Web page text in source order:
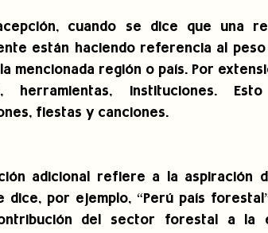
cuando se dice que una
están haciendo referencia al
mencionada región o país. Por
herramientas, instituciones.
fiestas y canciones.
adicional refiere a la aspiración
dice, por ejemplo, “Perú país
del sector forestal a la